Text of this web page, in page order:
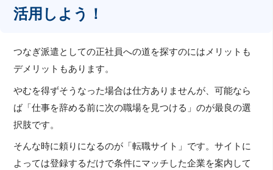
活用しよう！
つなぎ派遣としての正社員への道を探すのにはメリットも
デメリットもあります。
やむを得ずそうなった場合は仕方ありませんが、可能なら
ば「仕事を辞める前に次の職場を見つける」のが最良の選
択肢です。
そんな時に頼りになるのが「転職サイト」です。サイトに
よっては登録するだけで条件にマッチした企業を案内して